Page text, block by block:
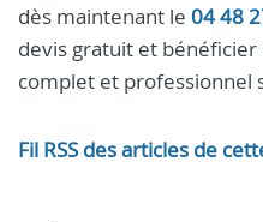
dès maintenant le 04 48
devis gratuit et bénéficier
complet et professionnel
Fil RSS des articles de